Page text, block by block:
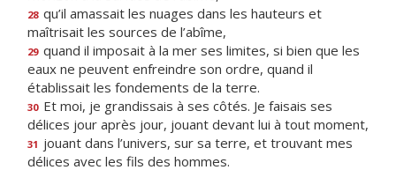
28 qu’il amassait les nuages dans les hauteurs et
maîtrisait les sources de l’abîme,
29 quand il imposait à la mer ses limites, si bien que les
eaux ne peuvent enfreindre son ordre, quand il
établissait les fondements de la terre.
30 Et moi, je grandissais à ses côtés. Je faisais ses
délices jour après jour, jouant devant lui à tout moment,
31 jouant dans l’univers, sur sa terre, et trouvant mes
délices avec les fils des hommes.